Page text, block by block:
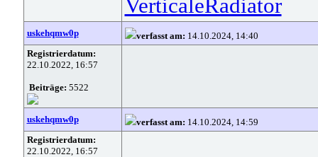
VerticaleRadiator
uskehqmw0p verfasst am: 14.10.2024, 14:40
Registrierdatum:
22.10.2022, 16:57
Beiträge: 5522
uskehqmw0p verfasst am: 14.10.2024, 14:59
Registrierdatum:
22.10.2022, 16:57